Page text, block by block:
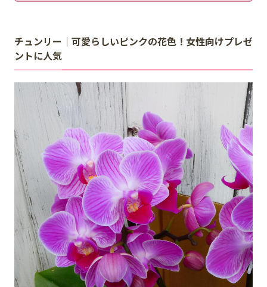
チュンリー｜可愛らしいピンクの花色！女性向けプレゼ
ントに人気